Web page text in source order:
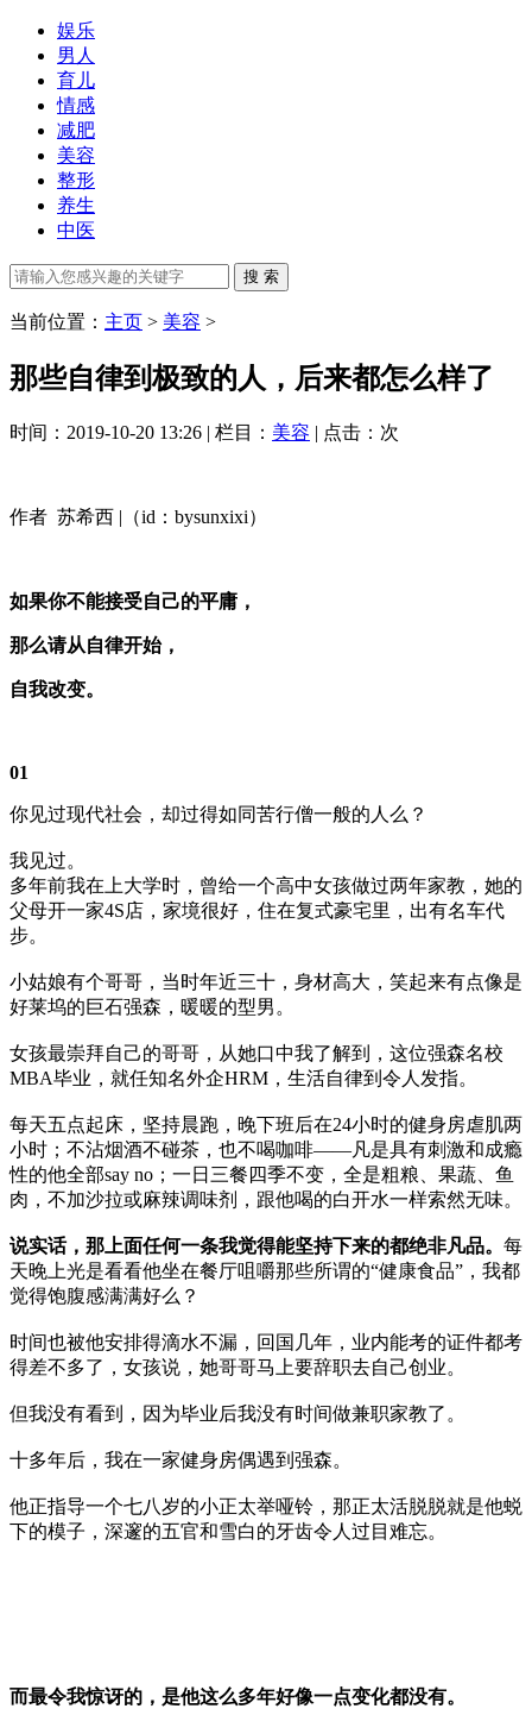
娱乐
男人
育儿
情感
减肥
美容
整形
养生
中医
当前位置： 主页 > 美容 >
那些自律到极致的人，后来都怎么样了
时间：2019-10-20 13:26 | 栏目： 美容 | 点击： 次
作者 苏希西 |（id：bysunxixi）
如果你不能接受自己的平庸，
那么请从自律开始，
自我改变。
01
你见过现代社会，却过得如同苦行僧一般的人么？
我见过。
多年前我在上大学时，曾给一个高中女孩做过两年家教，她的
父母开一家4S店，家境很好，住在复式豪宅里，出有名车代
步。
小姑娘有个哥哥，当时年近三十，身材高大，笑起来有点像是
好莱坞的巨石强森，暖暖的型男。
女孩最崇拜自己的哥哥，从她口中我了解到，这位强森名校
MBA毕业，就任知名外企HRM，生活自律到令人发指。
每天五点起床，坚持晨跑，晚下班后在24小时的健身房虐肌两
小时；不沾烟酒不碰茶，也不喝咖啡——凡是具有刺激和成瘾
性的他全部say no；一日三餐四季不变，全是粗粮、果蔬、鱼
肉，不加沙拉或麻辣调味剂，跟他喝的白开水一样索然无味。
说实话，那上面任何一条我觉得能坚持下来的都绝非凡品。 每
天晚上光是看看他坐在餐厅咀嚼那些所谓的“健康食品”，我都
觉得饱腹感满满好么？
时间也被他安排得滴水不漏，回国几年，业内能考的证件都考
得差不多了，女孩说，她哥哥马上要辞职去自己创业。
但我没有看到，因为毕业后我没有时间做兼职家教了。
十多年后，我在一家健身房偶遇到强森。
他正指导一个七八岁的小正太举哑铃，那正太活脱脱就是他蜕
下的模子，深邃的五官和雪白的牙齿令人过目难忘。
而最令我惊讶的，是他这么多年好像一点变化都没有。